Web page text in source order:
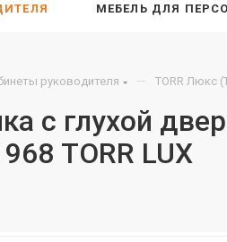
МЕБЕЛЬ ДЛЯ
руководителя — TORR Люкс
с глухой
TORR LUX